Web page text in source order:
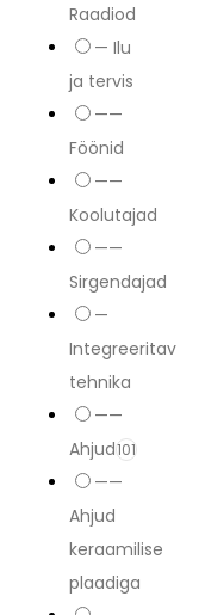
Raadiod
— Ilu
ja tervis
——
Föönid
——
Koolutajad
——
Sirgendajad
—
Integreeritav
tehnika
——
Ahjud101
——
Ahjud
keraamilise
plaadiga